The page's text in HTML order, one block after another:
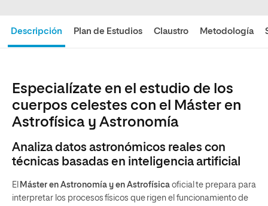
Descripción Plan de Estudios Claustro Metodología
Especialízate en el estudio de los
cuerpos celestes con el Máster en
Astrofísica y Astronomía
Analiza datos astronómicos reales con
técnicas basadas en inteligencia artificial
El Máster en Astronomía y en Astrofísica oficial te prepara para
interpretar los procesos físicos que rigen el funcionamiento de